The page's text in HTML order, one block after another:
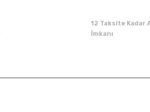
12 Taksite Kadar
İmkanı